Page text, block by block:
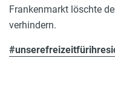
Frankenmarkt löschte
verhindern.